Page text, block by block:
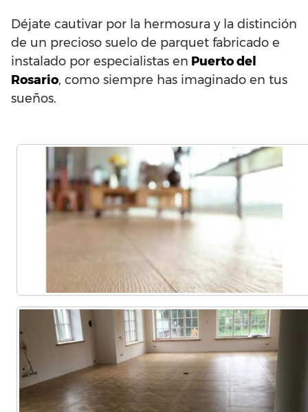
Déjate cautivar por la hermosura y la distinción
de un precioso suelo de parquet fabricado e
instalado por especialistas en Puerto del
Rosario, como siempre has imaginado en tus
sueños.